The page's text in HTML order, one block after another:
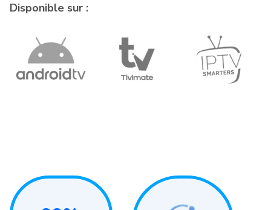
Disponible sur :